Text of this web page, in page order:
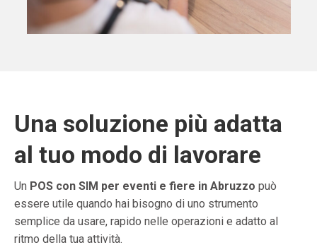
Una soluzione più adatta
al tuo modo di lavorare
Un POS con SIM per eventi e fiere in Abruzzo può
essere utile quando hai bisogno di uno strumento
semplice da usare, rapido nelle operazioni e adatto al
ritmo della tua attività.